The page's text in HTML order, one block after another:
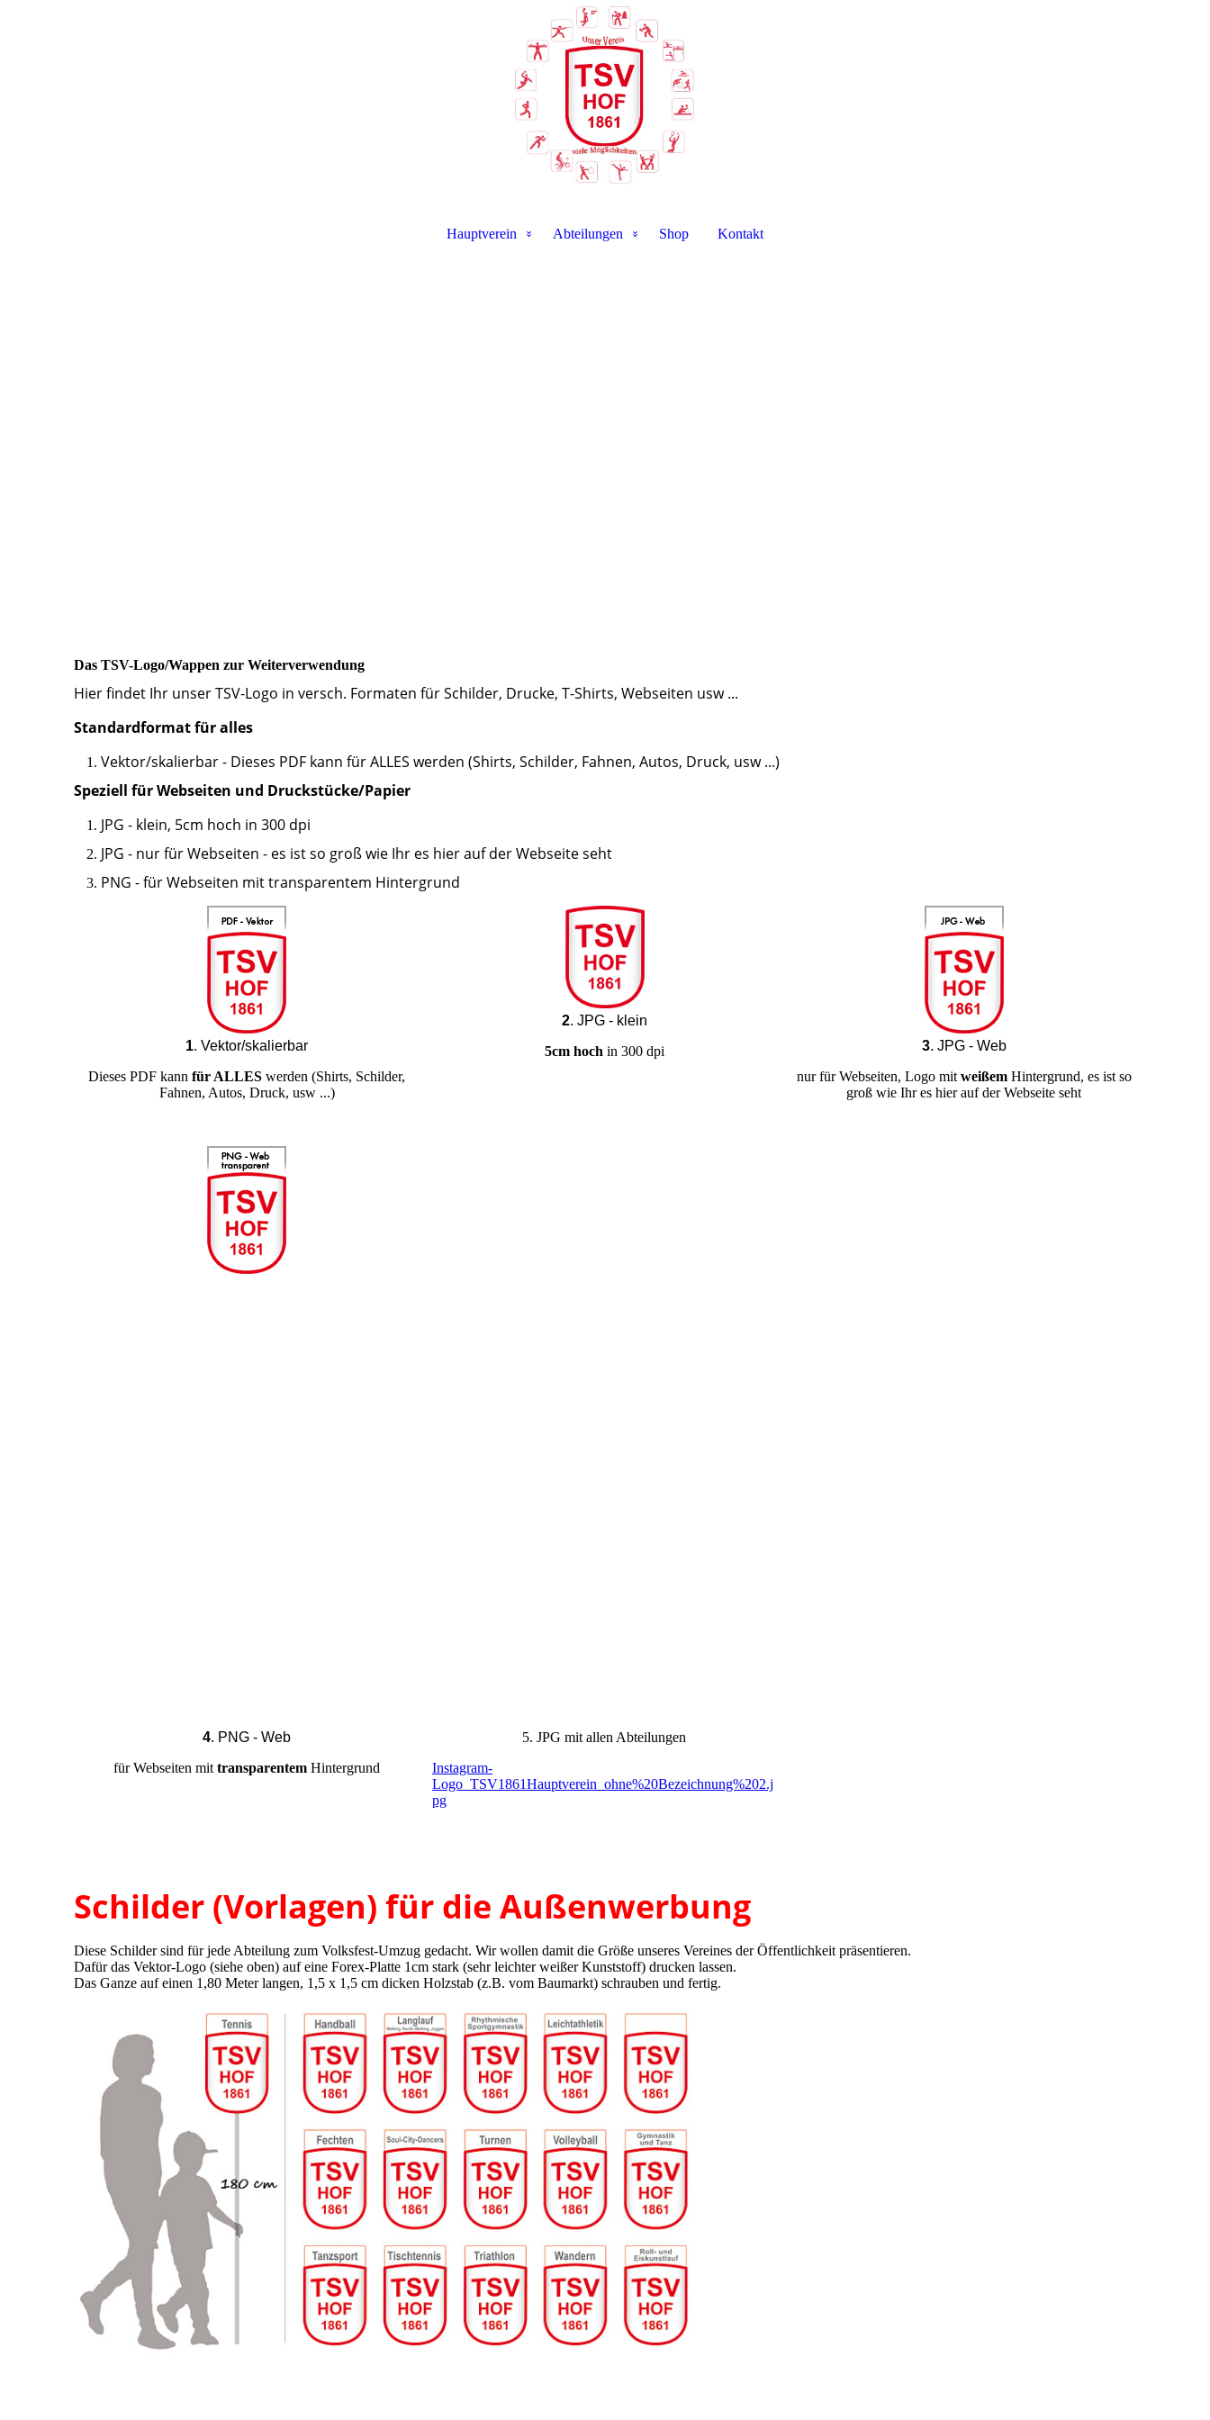
Hauptverein Abteilungen Shop Kontakt
Das TSV-Logo/Wappen zur Weiterverwendung
Hier findet Ihr unser TSV-Logo in versch. Formaten für Schilder, Drucke, T-Shirts, Webseiten usw ...
Standardformat für alles
Vektor/skalierbar - Dieses PDF kann für ALLES werden (Shirts, Schilder, Fahnen, Autos, Druck, usw ...)
Speziell für Webseiten und Druckstücke/Papier
JPG - klein, 5cm hoch in 300 dpi
JPG - nur für Webseiten - es ist so groß wie Ihr es hier auf der Webseite seht
PNG - für Webseiten mit transparentem Hintergrund
1. Vektor/skalierbar
Dieses PDF kann für ALLES werden (Shirts, Schilder,
Fahnen, Autos, Druck, usw ...)
2. JPG - klein
5cm hoch in 300 dpi 3. JPG - Web
nur für Webseiten, Logo mit weißemHintergrund, es ist so
groß wie Ihr es hier auf der Webseite seht
4. PNG - Web
für Webseiten mit transparentem Hintergrund
5. JPG mit allen Abteilungen
Instagram-
Logo_TSV1861Hauptverein_ohne%20Bezeichnung%202.j
pg
Schilder (Vorlagen) für die Außenwerbung
Diese Schilder sind für jede Abteilung zum Volksfest-Umzug gedacht. Wir wollen damit die Größe unseres Vereines der Öffentlichkeit präsentieren.
Dafür das Vektor-Logo (siehe oben) auf eine Forex-Platte 1cm stark (sehr leichter weißer Kunststoff) drucken lassen.
Das Ganze auf einen 1,80 Meter langen, 1,5 x 1,5 cm dicken Holzstab (z.B. vom Baumarkt) schrauben und fertig.